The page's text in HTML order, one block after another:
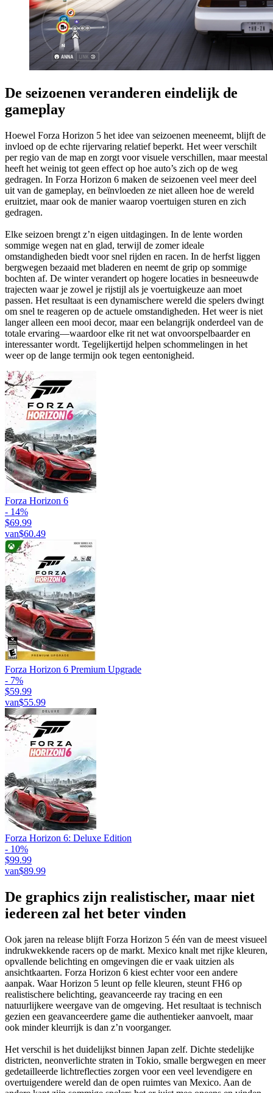
De seizoenen veranderen eindelijk de
gameplay
Hoewel Forza Horizon 5 het idee van seizoenen meeneemt, blijft de
invloed op de echte rijervaring relatief beperkt. Het weer verschilt
per regio van de map en zorgt voor visuele verschillen, maar meestal
heeft het weinig tot geen effect op hoe auto’s zich op de weg
gedragen. In Forza Horizon 6 maken de seizoenen veel meer deel
uit van de gameplay, en beïnvloeden ze niet alleen hoe de wereld
eruitziet, maar ook de manier waarop voertuigen sturen en zich
gedragen.
Elke seizoen brengt z’n eigen uitdagingen. In de lente worden
sommige wegen nat en glad, terwijl de zomer ideale
omstandigheden biedt voor snel rijden en racen. In de herfst liggen
bergwegen bezaaid met bladeren en neemt de grip op sommige
bochten af. De winter verandert op hogere locaties in besneeuwde
trajecten waar je zowel je rijstijl als je voertuigkeuze aan moet
passen. Het resultaat is een dynamischere wereld die spelers dwingt
om snel te reageren op de actuele omstandigheden. Het weer is niet
langer alleen een mooi decor, maar een belangrijk onderdeel van de
totale ervaring—waardoor elke rit net wat onvoorspelbaarder en
interessanter wordt. Tegelijkertijd helpen schommelingen in het
weer op de lange termijn ook tegen eentonigheid.
Forza Horizon 6
- 14%
$69.99
van$60.49
Forza Horizon 6 Premium Upgrade
- 7%
$59.99
van$55.99
Forza Horizon 6: Deluxe Edition
- 10%
$99.99
van$89.99
De graphics zijn realistischer, maar niet
iedereen zal het beter vinden
Ook jaren na release blijft Forza Horizon 5 één van de meest visueel
indrukwekkende racers op de markt. Mexico knalt met rijke kleuren,
opvallende belichting en omgevingen die er vaak uitzien als
ansichtkaarten. Forza Horizon 6 kiest echter voor een andere
aanpak. Waar Horizon 5 leunt op felle kleuren, steunt FH6 op
realistischere belichting, geavanceerde ray tracing en een
natuurlijkere weergave van de omgeving. Het resultaat is technisch
gezien een geavanceerdere game die authentieker aanvoelt, maar
ook minder kleurrijk is dan z’n voorganger.
Het verschil is het duidelijkst binnen Japan zelf. Dichte stedelijke
districten, neonverlichte straten in Tokio, smalle bergwegen en meer
gedetailleerde lichtreflecties zorgen voor een veel levendigere en
overtuigendere wereld dan de open ruimtes van Mexico. Aan de